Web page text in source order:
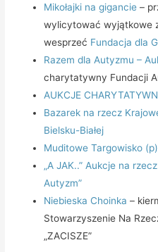
Mikołajki na gigancie –
wylicytować wyjątkowe
wesprzeć Fundacja dla
Razem dla Autyzmu –
charytatywny Fundacji
AUKCJE
Bazarek na rzecz
Bielsku-Białej
Muditowe Targowisko
„A JAK..” Aukcje na
Autyzm”
Niebieska Choinka–
Stowarzyszenie Na
„ZACISZE”